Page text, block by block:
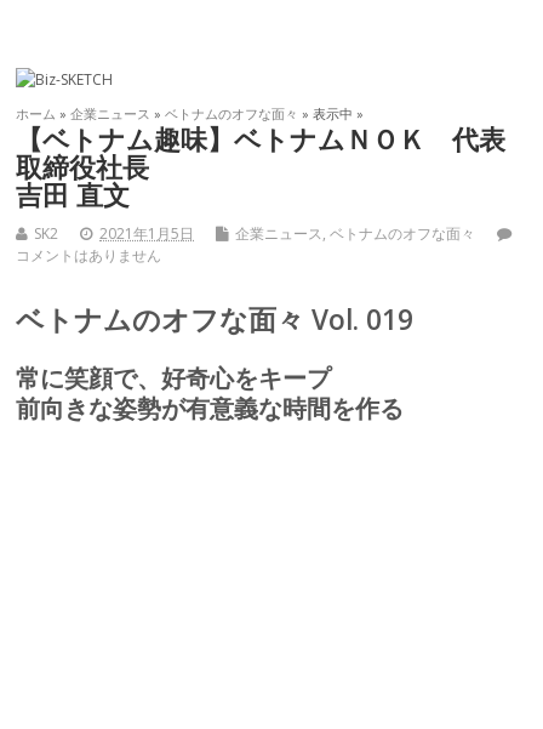
ホーム »企業ニュース »ベトナムのオフな面々 » 表示中 »
【ベトナム趣味】ベトナムＮＯＫ 代表
取締役社長
吉田 直文
SK2 2021年1月5日 企業ニュース,ベトナムのオフな面々
コメントはありません
ベトナムのオフな面々 Vol. 019
常に笑顔で、好奇心をキープ
前向きな姿勢が有意義な時間を作る